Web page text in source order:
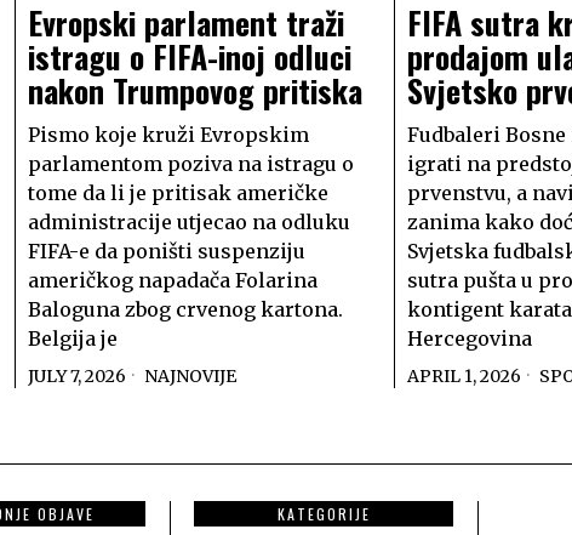
Evropski parlament traži
istragu o FIFA-inoj odluci
nakon Trumpovog pritiska
Pismo koje kruži Evropskim
parlamentom poziva na istragu o
tome da li je pritisak američke
administracije utjecao na odluku
FIFA-e da poništi suspenziju
američkog napadača Folarina
Baloguna zbog crvenog kartona.
Belgija je
JULY 7, 2026 NAJNOVIJE
FIFA sutra
prodajom
Svjetsko
Fudbaleri
igrati na
prvenstvu, a
zanima kako
Svjetska
sutra pušta u
kontigent
Hercegovina
APRIL 1, 2026
OBJAVE KATEGORIJE